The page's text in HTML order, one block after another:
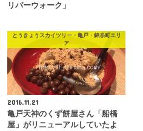
リバーウォーク」
とうきょうスカイツリー・亀戸・錦糸町エリ
ア
2016.11.21
亀戸天神のくず餅屋さん「船橋
屋」がリニューアルしていたよ